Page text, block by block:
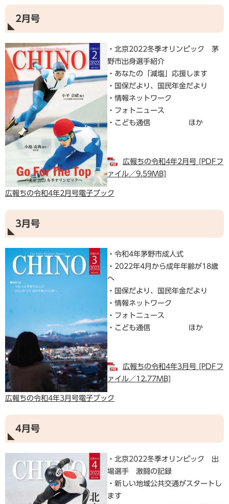
2月号
・北京2022冬季オリンピック 茅
野市出身選手紹介
・あなたの「減塩」応援します
・国保だより、国民年金だより
・情報ネットワーク
・フォトニュース
・こども通信 ほか
広報ちの令和4年2月号 [PDFフ
ァイル／9.59MB]
広報ちの令和4年2月号電子ブック
3月号
・令和4年茅野市成人式
・2022年4月から成年年齢が18歳
へ
・国保だより、国民年金だより
・情報ネットワーク
・フォトニュース
・こども通信 ほか
広報ちの令和4年3月号 [PDFフ
ァイル／12.77MB]
広報ちの令和4年3月号電子ブック
4月号
・北京2022冬季オリンピック 出
場選手 激闘の記録
・新しい地域公共交通がスタートし
ます